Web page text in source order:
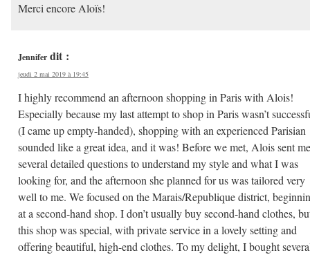
Merci encore Aloïs!
Jennifer dit :
jeudi 2 mai 2019 à 19:45
I highly recommend an afternoon shopping in Paris with Alois!
Especially because my last attempt to shop in Paris wasn’t
(I came up empty-handed), shopping with an experienced Parisian
sounded like a great idea, and it was! Before we met, Alois sent me
several detailed questions to understand my style and what I was
looking for, and the afternoon she planned for us was tailored very
well to me. We focused on the Marais/Republique district,
at a second-hand shop. I don’t usually buy second-hand clothes,
this shop was special, with private service in a lovely setting and
offering beautiful, high-end clothes. To my delight, I bought